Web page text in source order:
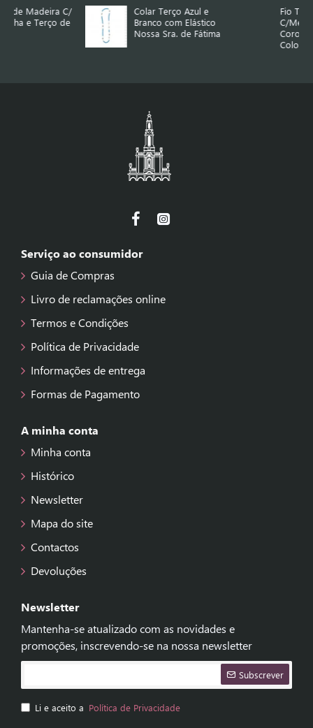
Colar Terço Azul e
Branco com Elástico
Nossa Sra. de Fátima
Coroada e Rosas
Serviço ao consumidor
Guia de Compras
Livro de reclamações online
Termos e Condições
Política de Privacidade
Informações de entrega
Formas de Pagamento
A minha conta
Minha conta
Histórico
Newsletter
Mapa do site
Contactos
Devoluções
Newsletter
Mantenha-se atualizado com as novidades e
promoções, inscrevendo-se na nossa newsletter
Subscrever
Li e aceito a Política de Privacidade